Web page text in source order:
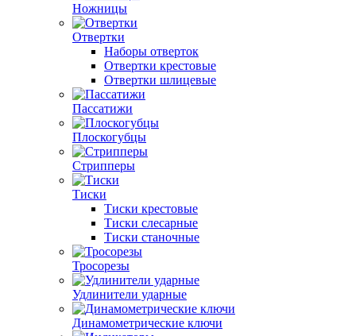
Ножницы
Отвертки
Наборы отверток
Отвертки крестовые
Отвертки шлицевые
Пассатижи
Плоскогубцы
Стрипперы
Тиски
Тиски крестовые
Тиски слесарные
Тиски станочные
Тросорезы
Удлинители ударные
Динамометрические ключи